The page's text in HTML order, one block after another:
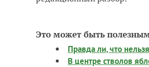
Это может быть
Правда ли, что
В центре стволов